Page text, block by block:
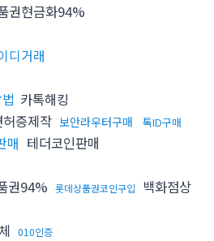
권현금화94%
디거래
카톡해킹
증제작 보안라우터구매
톡ID구매
매 테더코인판매
권94% 롯데상품권코인구입
백화점상
010인증